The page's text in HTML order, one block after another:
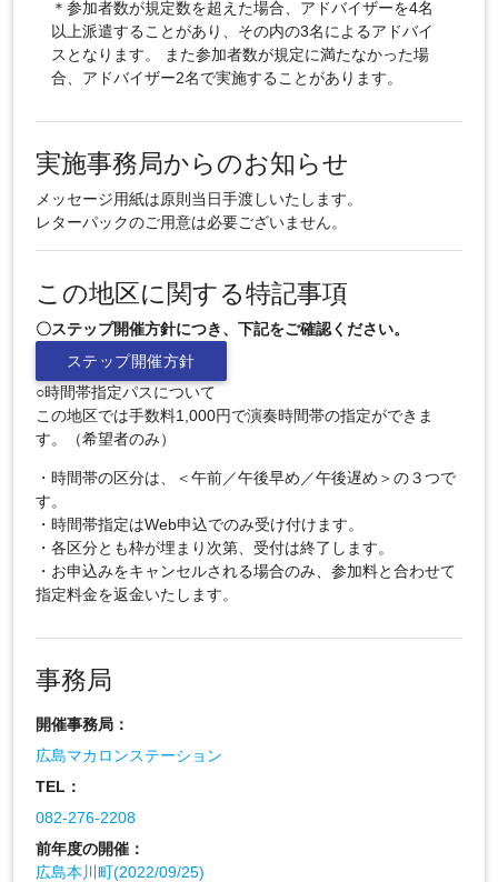
＊参加者数が規定数を超えた場合、アドバイザーを4名
以上派遣することがあり、その内の3名によるアドバイ
スとなります。 また参加者数が規定に満たなかった場
合、アドバイザー2名で実施することがあります。
実施事務局からのお知らせ
メッセージ用紙は原則当日手渡しいたします。
レターパックのご用意は必要ございません。
この地区に関する特記事項
〇ステップ開催方針につき、下記をご確認ください。
ステップ開催方針
○時間帯指定パスについて
この地区では手数料1,000円で演奏時間帯の指定ができま
す。（希望者のみ）
・時間帯の区分は、＜午前／午後早め／午後遅め＞の３つで
す。
・時間帯指定はWeb申込でのみ受け付けます。
・各区分とも枠が埋まり次第、受付は終了します。
・お申込みをキャンセルされる場合のみ、参加料と合わせて
指定料金を返金いたします。
事務局
開催事務局：
広島マカロンステーション
TEL：
082-276-2208
前年度の開催：
広島本川町(2022/09/25)